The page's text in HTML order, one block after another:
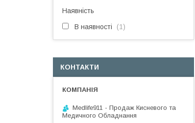
Наявність
В наявності 1
КОНТАКТИ
Medlife911 - Продаж Кисневого та
Медичного Обладнання